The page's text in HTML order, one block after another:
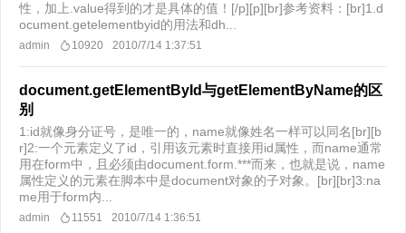
性，加上.value得到的才是具体的值！[/p][p][br]参考资料：[br]1.d
ocument.getelementbyid的用法和dh...
admin 10920 2010/7/14 1:37:51
document.getElementById与getElementByName的区
别
1:id就像身分证号，是唯一的，name就像姓名一样可以同名[br][b
r]2:一个元素定义了id，引用该元素时直接用id属性，而name通常
用在form中，且必须由document.form.***而来，也就是说，name
属性定义的元素在脚本中是document对象的子对象。[br][br]3:na
me用于form内...
admin 11551 2010/7/14 1:36:51